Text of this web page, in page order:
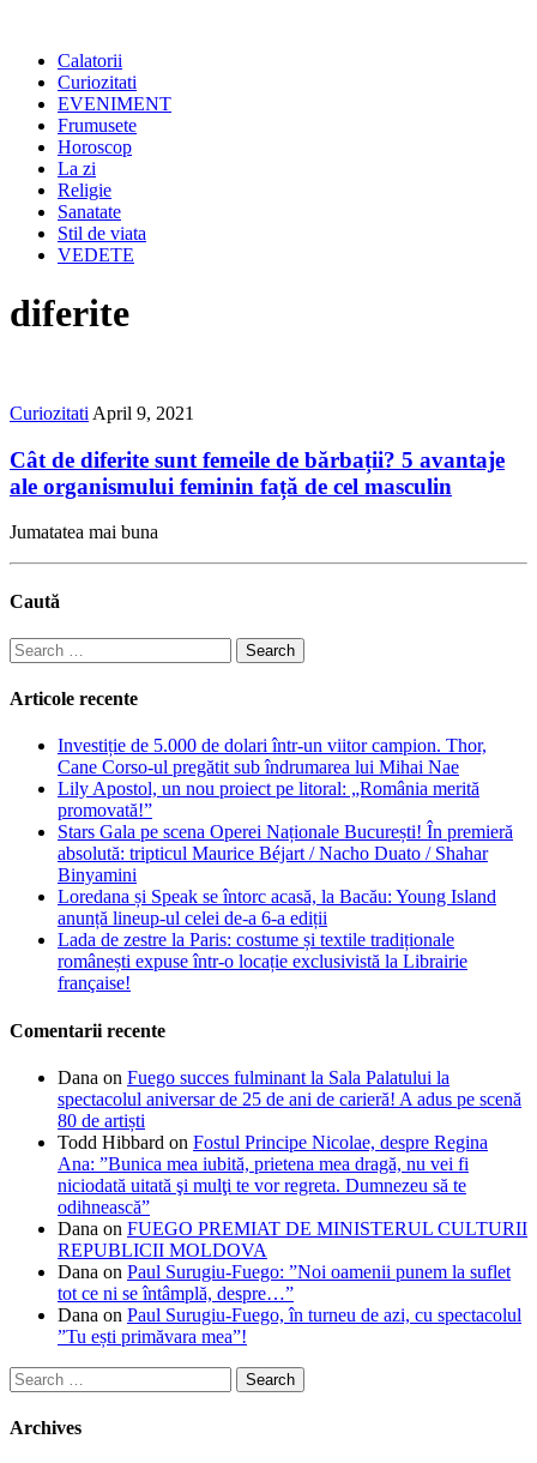
Calatorii
Curiozitati
EVENIMENT
Frumusete
Horoscop
La zi
Religie
Sanatate
Stil de viata
VEDETE
diferite
Curiozitati April 9, 2021
Cât de diferite sunt femeile de bărbații? 5 avantaje
ale organismului feminin față de cel masculin
Jumatatea mai buna
Caută
Search
for:
Articole recente
Investiție de 5.000 de dolari într-un viitor campion. Thor,
Cane Corso-ul pregătit sub îndrumarea lui Mihai Nae
Lily Apostol, un nou proiect pe litoral: „România merită
promovată!”
Stars Gala pe scena Operei Naționale București! În premieră
absolută: tripticul Maurice Béjart / Nacho Duato / Shahar
Binyamini
Loredana și Speak se întorc acasă, la Bacău: Young Island
anunță lineup-ul celei de-a 6-a ediții
Lada de zestre la Paris: costume și textile tradiționale
românești expuse într-o locație exclusivistă la Librairie
française!
Comentarii recente
Dana on Fuego succes fulminant la Sala Palatului la
spectacolul aniversar de 25 de ani de carieră! A adus pe scenă
80 de artiști
Todd Hibbard on Fostul Principe Nicolae, despre Regina
Ana: ”Bunica mea iubită, prietena mea dragă, nu vei fi
niciodată uitată şi mulţi te vor regreta. Dumnezeu să te
odihnească”
Dana on FUEGO PREMIAT DE MINISTERUL CULTURII
REPUBLICII MOLDOVA
Dana on Paul Surugiu-Fuego: ”Noi oamenii punem la suflet
tot ce ni se întâmplă, despre…”
Dana on Paul Surugiu-Fuego, în turneu de azi, cu spectacolul
”Tu ești primăvara mea”!
Search
for:
Archives